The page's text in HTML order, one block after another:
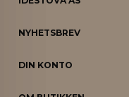
NYHETSBREV
DIN KONTO